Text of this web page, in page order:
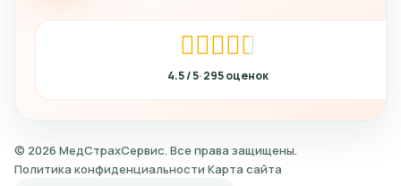
4.5 295
© 2026 МедСтрахСервис. Все права защищены.
Политика конфиденциальности Карта сайта